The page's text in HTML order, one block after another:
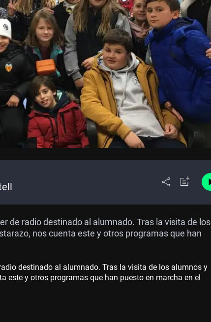
de radio destinado al alumnado. Tras la visita de los
nos cuenta este y otros programas que han
destinado al alumnado. Tras la visita de los alumnos y
este y otros programas que han puesto en marcha en el